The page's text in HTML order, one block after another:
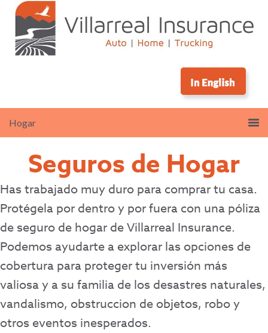
Seguros de Hogar
Has trabajado muy duro para comprar tu casa.
Protégela por dentro y por fuera con una póliza
de seguro de hogar de Villarreal Insurance.
Podemos ayudarte a explorar las opciones de
cobertura para proteger tu inversión más
valiosa y a su familia de los desastres naturales,
vandalismo, obstruccion de objetos, robo y
otros eventos inesperados.